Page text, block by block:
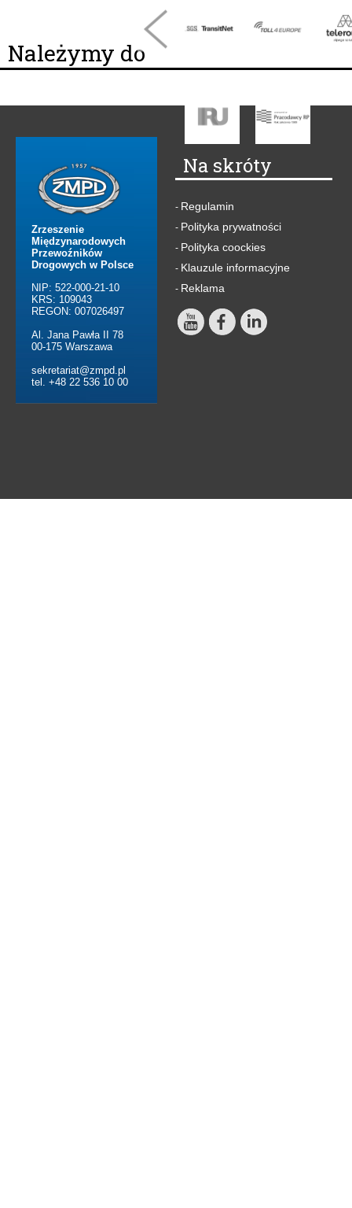
Należymy do
Zrzeszenie
Międzynarodowych
Przewoźników
Drogowych w Polsce
NIP: 522-000-21-10
KRS: 109043
REGON: 007026497
Al. Jana Pawła II 78
00-175 Warszawa
sekretariat@zmpd.pl
tel. +48 22 536 10 00
Na skróty
- Regulamin
- Polityka prywatności
- Polityka coockies
- Klauzule informacyjne
- Reklama